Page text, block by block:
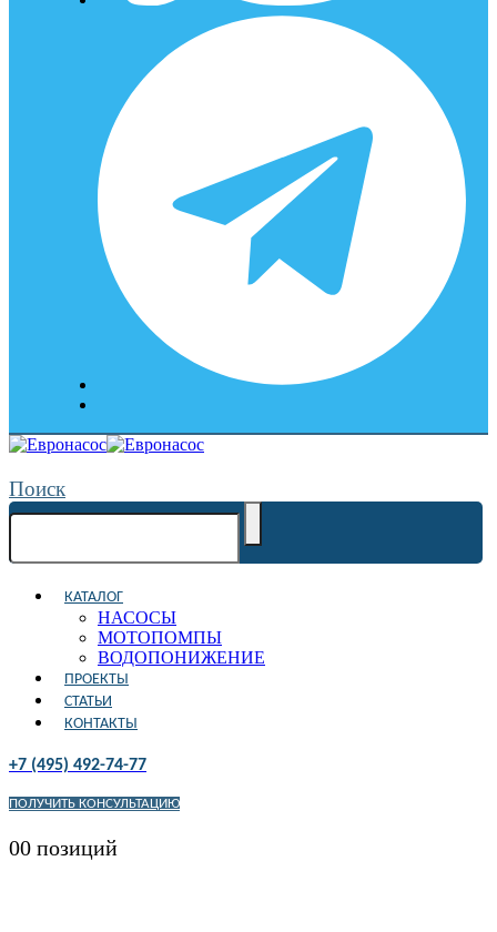
Поиск
КАТАЛОГ
НАСОСЫ
МОТОПОМПЫ
ВОДОПОНИЖЕНИЕ
ПРОЕКТЫ
СТАТЬИ
КОНТАКТЫ
+7 (495) 492-74-77
ПОЛУЧИТЬ КОНСУЛЬТАЦИЮ
00 позиций